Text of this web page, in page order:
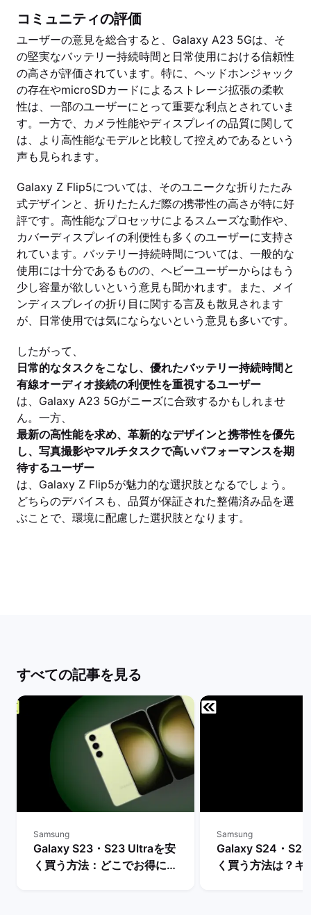
コミュニティの評価
ユーザーの意見を総合すると、Galaxy A23 5Gは、そ
の堅実なバッテリー持続時間と日常使用における信頼性
の高さが評価されています。特に、ヘッドホンジャック
の存在やmicroSDカードによるストレージ拡張の柔軟
性は、一部のユーザーにとって重要な利点とされていま
す。一方で、カメラ性能やディスプレイの品質に関して
は、より高性能なモデルと比較して控えめであるという
声も見られます。
Galaxy Z Flip5については、そのユニークな折りたたみ
式デザインと、折りたたんだ際の携帯性の高さが特に好
評です。高性能なプロセッサによるスムーズな動作や、
カバーディスプレイの利便性も多くのユーザーに支持さ
れています。バッテリー持続時間については、一般的な
使用には十分であるものの、ヘビーユーザーからはもう
少し容量が欲しいという意見も聞かれます。また、メイ
ンディスプレイの折り目に関する言及も散見されます
が、日常使用では気にならないという意見も多いです。
したがって、
日常的なタスクをこなし、優れたバッテリー持続時間と
有線オーディオ接続の利便性を重視するユーザー
は、Galaxy A23 5Gがニーズに合致するかもしれませ
ん。一方、
最新の高性能を求め、革新的なデザインと携帯性を優先
し、写真撮影やマルチタスクで高いパフォーマンスを期
待するユーザー
は、Galaxy Z Flip5が魅力的な選択肢となるでしょう。
どちらのデバイスも、品質が保証された整備済み品を選
ぶことで、環境に配慮した選択肢となります。
すべての記事を見る
Samsung
Galaxy S23・S23 Ultraを安
く買う方法：どこでお得に購
Samsung
Galaxy S24・
く買う方法は？キ